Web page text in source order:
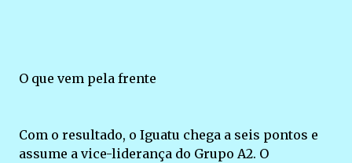
O que vem pela frente
Com o resultado, o Iguatu chega a seis pontos e
assume a vice-liderança do Grupo A2. O